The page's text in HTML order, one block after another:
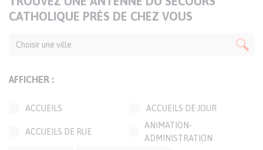
DE
CARTE
CATHOLIQUE PRÈS DE CHEZ VOUS
AFFICHER :
ACCUEILS ACCUEILS DE JOUR
ACCUEILS DE RUE
ANIMATION-
ADMINISTRATION